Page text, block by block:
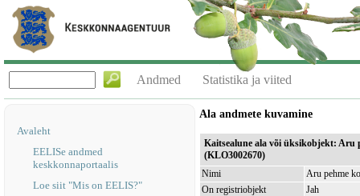
Andmed Statistika ja viited
Avaleht
EELISe andmed
keskkonnaportaalis
Loe siit "Mis on EELIS?"
Ala andmete kuvamine
Kaitsealune ala või üksikobjekt: Aru
(KLO3002670)
Nimi
Aru pehme
On registriobjekt
Jah